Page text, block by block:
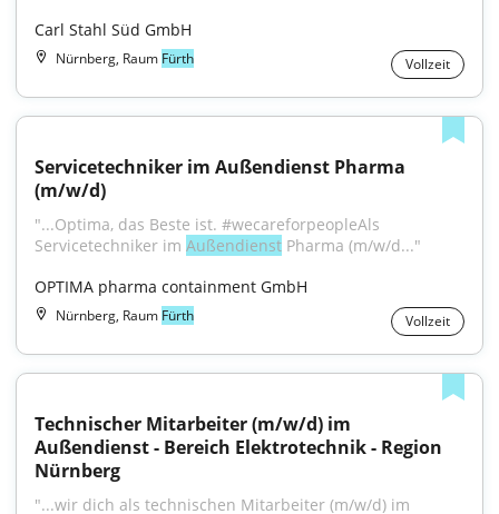
Carl Stahl Süd GmbH
Nürnberg, Raum Fürth Vollzeit
Servicetechniker im Außendienst Pharma
(m/w/d)
"...Optima, das Beste ist. #wecareforpeopleAls
Servicetechniker im Außendienst Pharma (m/w/d..."
OPTIMA pharma containment GmbH
Nürnberg, Raum Fürth Vollzeit
Technischer Mitarbeiter (m/w/d) im
Außendienst - Bereich Elektrotechnik - Region
Nürnberg